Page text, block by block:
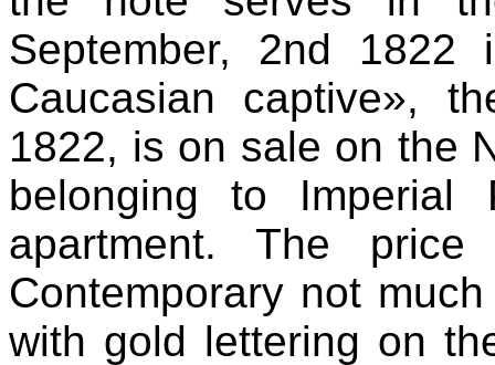
September, 2nd
Caucasian captive»,
1822, is on sale on the
belonging to Imperial
apartment. The
Contemporary not
with gold lettering on